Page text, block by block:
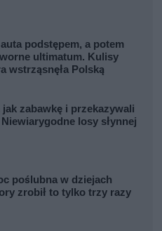
podstępem, a potem
ultimatum. Kulisy
wstrząsnęła Polską
zabawkę i przekazywali
losy słynnej
poślubna w dziejach
zrobił to tylko trzy razy